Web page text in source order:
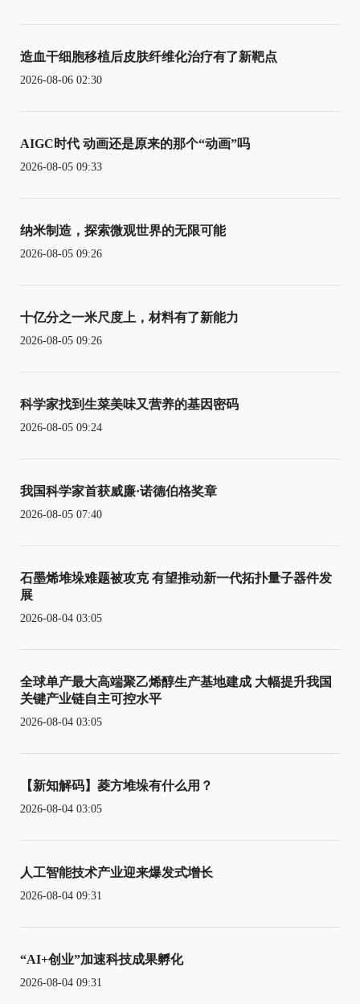
造血干细胞移植后皮肤纤维化治疗有了新靶点
2026-08-06 02:30
AIGC时代 动画还是原来的那个“动画”吗
2026-08-05 09:33
纳米制造，探索微观世界的无限可能
2026-08-05 09:26
十亿分之一米尺度上，材料有了新能力
2026-08-05 09:26
科学家找到生菜美味又营养的基因密码
2026-08-05 09:24
我国科学家首获威廉·诺德伯格奖章
2026-08-05 07:40
石墨烯堆垛难题被攻克 有望推动新一代拓扑量子器件发
展
2026-08-04 03:05
全球单产最大高端聚乙烯醇生产基地建成 大幅提升我国
关键产业链自主可控水平
2026-08-04 03:05
【新知解码】菱方堆垛有什么用？
2026-08-04 03:05
人工智能技术产业迎来爆发式增长
2026-08-04 09:31
“AI+创业”加速科技成果孵化
2026-08-04 09:31